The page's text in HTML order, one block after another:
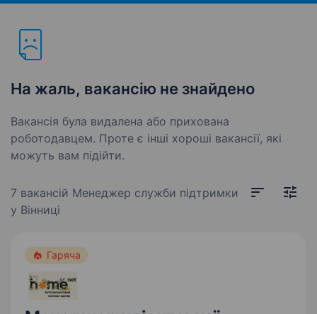
На жаль, вакансію не знайдено
Вакансія була видалена або прихована
роботодавцем. Проте є інші хороші вакансії, які
можуть вам підійти.
7 вакансій Менеджер служби підтримки
у Вінниці
Гаряча